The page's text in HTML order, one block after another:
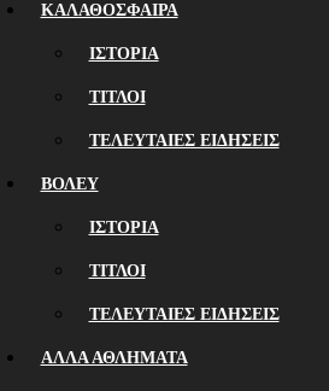
ΚΑΛΑΘΟΣΦΑΙΡΑ
ΙΣΤΟΡΙΑ
ΤΙΤΛΟΙ
ΤΕΛΕΥΤΑΙΕΣ ΕΙΔΗΣΕΙΣ
ΒΟΛΕΥ
ΙΣΤΟΡΙΑ
ΤΙΤΛΟΙ
ΤΕΛΕΥΤΑΙΕΣ ΕΙΔΗΣΕΙΣ
ΑΛΛΑ ΑΘΛΗΜΑΤΑ